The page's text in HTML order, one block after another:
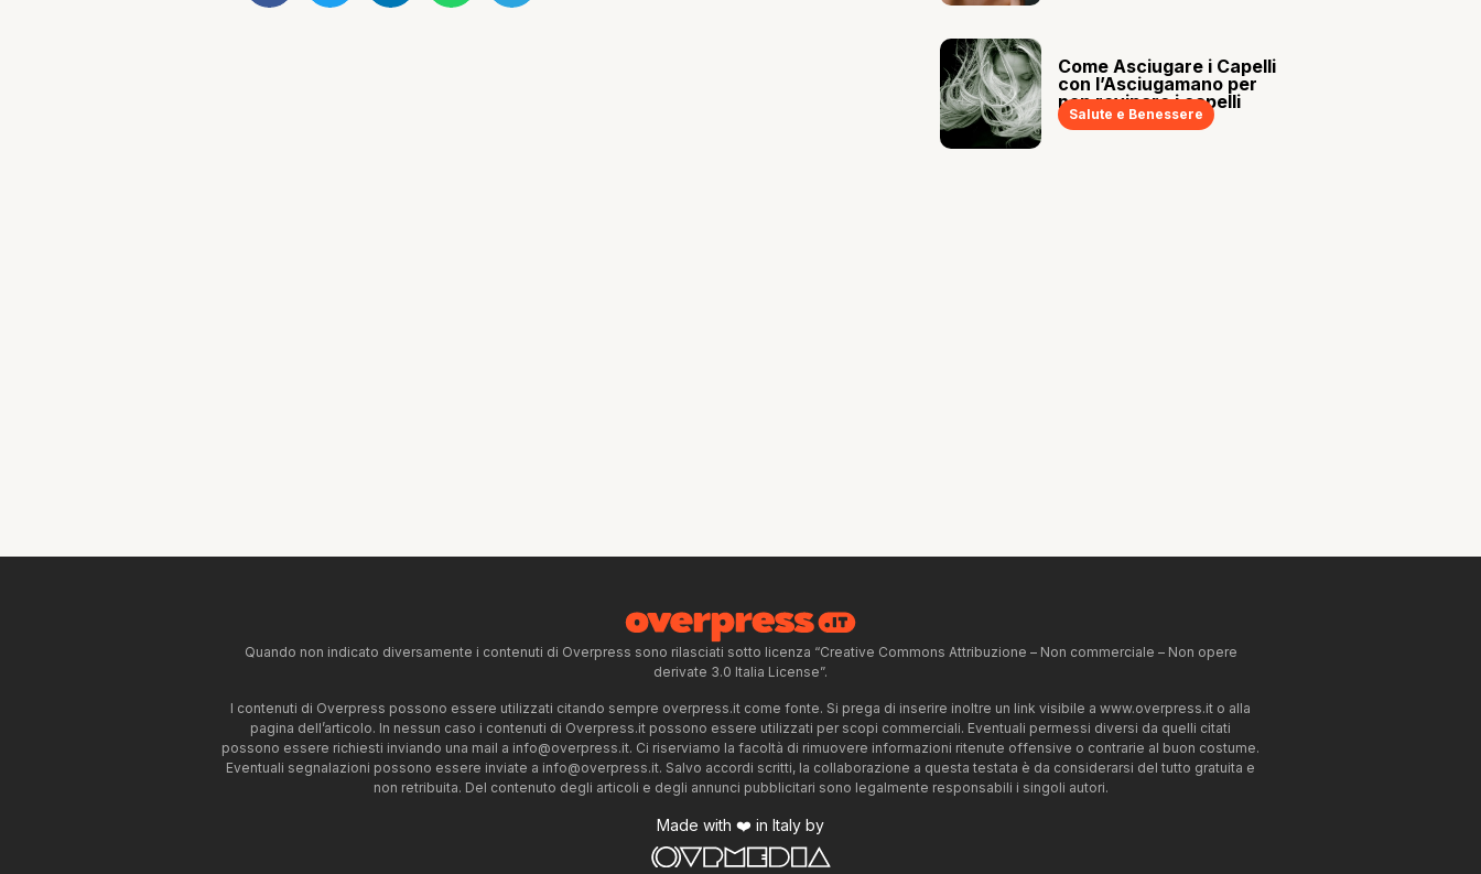
Come Asciugare i Capelli
con l’Asciugamano per
non rovinare i capelli
Salute e Benessere
Quando non indicato diversamente i contenuti di Overpress sono rilasciati sotto licenza “Creative Commons Attribuzione – Non commerciale – Non opere
derivate 3.0 Italia License”.
I contenuti di Overpress possono essere utilizzati citando sempre overpress.it come fonte. Si prega di inserire inoltre un link visibile a www.overpress.it o alla
pagina dell’articolo. In nessun caso i contenuti di Overpress.it possono essere utilizzati per scopi commerciali. Eventuali permessi diversi da quelli citati
possono essere richiesti inviando una mail a info@overpress.it. Ci riserviamo la facoltà di rimuovere informazioni ritenute offensive o contrarie al buon costume.
Eventuali segnalazioni possono essere inviate a info@overpress.it. Salvo accordi scritti, la collaborazione a questa testata è da considerarsi del tutto gratuita e
non retribuita. Del contenuto degli articoli e degli annunci pubblicitari sono legalmente responsabili i singoli autori.
Made with ❤️ in Italy by